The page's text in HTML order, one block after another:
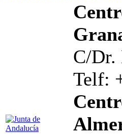
C/Dr.
Telf: